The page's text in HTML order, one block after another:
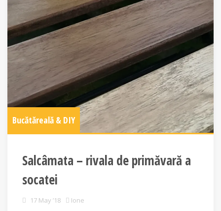
Bucătăreală & DIY
Salcâmata – rivala de primăvară a
socatei
17 May ’18 Ione